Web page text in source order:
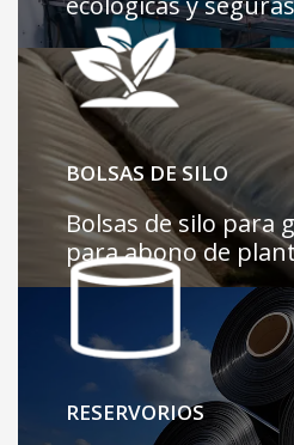
BOLSAS DE SILO
Bolsas de silo para
para abono de
Ver mas
RESERVORIOS
Ver mas